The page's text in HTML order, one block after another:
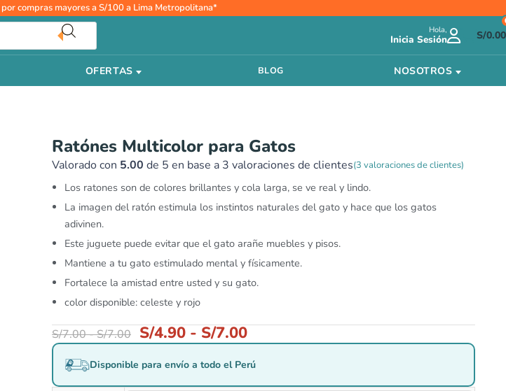
por compras mayores a S/100 a Lima Metropolitana*
Hola,
Inicia Sesión S/0.00
OFERTAS BLOG NOSOTROS
Ratónes Multicolor para Gatos
Valorado con 5.00 de 5 en base a 3 valoraciones de clientes(3 valoraciones de clientes)
Los ratones son de colores brillantes y cola larga, se ve real y lindo.
La imagen del ratón estimula los instintos naturales del gato y hace que los gatos
adivinen.
Este juguete puede evitar que el gato arañe muebles y pisos.
Mantiene a tu gato estimulado mental y físicamente.
Fortalece la amistad entre usted y su gato.
color disponible: celeste y rojo
S/7.00-S/7.00 S/4.90 - S/7.00
Disponible para envío a todo el Perú
Ratónes
Multicolor
para
Gatos
cantidad